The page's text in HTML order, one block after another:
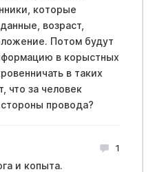
которые
возраст,
Потом будут
в корыстных
в таких
что за человек
провода?
1
и копыта.